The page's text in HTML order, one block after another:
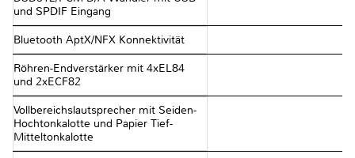
und SPDIF Eingang
Bluetooth AptX/NFX Konnektivität
Röhren-Endverstärker mit 4xEL84
und 2xECF82
Vollbereichslautsprecher mit Seiden-
Hochtonkalotte und Papier Tief-
Mitteltonkalotte